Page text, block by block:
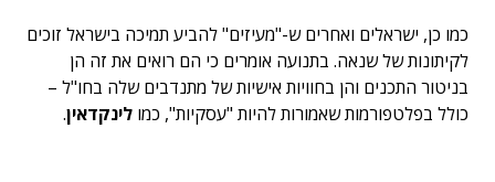
כמו כן, ישראלים ואחרים ש-"מעיזים" להביע תמיכה בישראל זוכים
לקיתונות של שנאה. בתנועה אומרים כי הם רואים את זה הן
בניטור התכנים והן בחוויות אישיות של מתנדבים שלה בחו"ל –
כולל בפלטפורמות שאמורות להיות "עסקיות", כמו לינקדאין.